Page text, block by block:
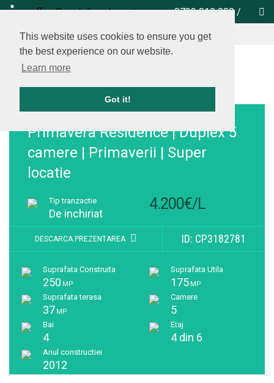
This website uses cookies to ensure you get
the best experience on our website.
Learn more
Got it!
0732 010 000 /
office@imobiliare-herastrau.ro
vezi pe harta
Primavera Residence | Duplex 5
camere | Primaverii | Super
locatie
Tip tranzactie
De inchiriat
4.200€/L
DESCARCA PREZENTAREA ID: CP3182781
Suprafata Construita
250 MP
Suprafata Utila
175 MP
Suprafata terasa
37 MP
Camere
5
Bai
4
Etaj
4 din 6
Anul constructiei
2012